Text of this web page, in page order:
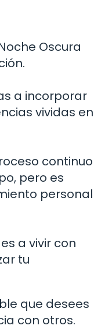
Oscura
a incorporar
vividas en
continuo
pero es
personal
a vivir con
tu
que desees
con otros.